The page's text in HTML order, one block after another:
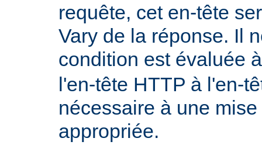
requête, cet en-tête
Vary de la réponse. Il
condition est évaluée
l'en-tête HTTP à l'en-
nécessaire à une
appropriée.